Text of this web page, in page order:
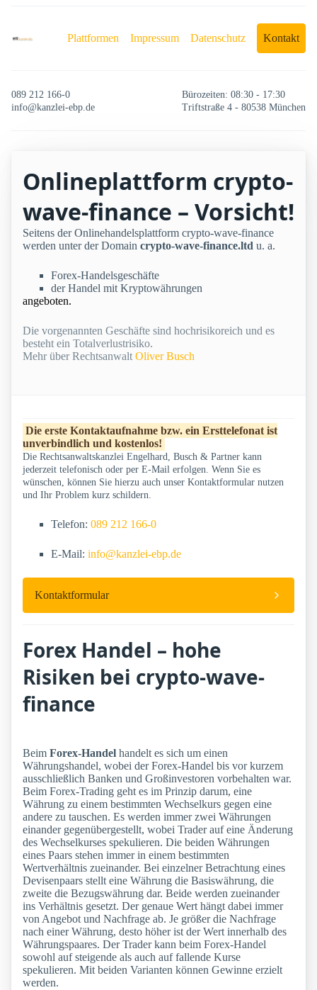
Plattformen Impressum Datenschutz Kontakt
089 212 166-0
info@kanzlei-ebp.de
Bürozeiten: 08:30 - 17:30
Triftstraße 4 - 80538 München
Onlineplattform crypto-
wave-finance – Vorsicht!
Seitens der Onlinehandelsplattform crypto-wave-finance
werden unter der Domain crypto-wave-finance.ltd u. a.
Forex-Handelsgeschäfte
der Handel mit Kryptowährungen
angeboten.
Die vorgenannten Geschäfte sind hochrisikoreich und es
besteht ein Totalverlustrisiko.
Mehr über Rechtsanwalt Oliver Busch
Die erste Kontaktaufnahme bzw. ein Ersttelefonat ist
unverbindlich und kostenlos!
Die Rechtsanwaltskanzlei Engelhard, Busch & Partner kann
jederzeit telefonisch oder per E-Mail erfolgen. Wenn Sie es
wünschen, können Sie hierzu auch unser Kontaktformular nutzen
und Ihr Problem kurz schildern.
Telefon: 089 212 166-0
E-Mail: info@kanzlei-ebp.de
Kontaktformular
Forex Handel – hohe
Risiken bei crypto-wave-
finance
Beim Forex-Handel handelt es sich um einen
Währungshandel, wobei der Forex-Handel bis vor kurzem
ausschließlich Banken und Großinvestoren vorbehalten war.
Beim Forex-Trading geht es im Prinzip darum, eine
Währung zu einem bestimmten Wechselkurs gegen eine
andere zu tauschen. Es werden immer zwei Währungen
einander gegenübergestellt, wobei Trader auf eine Änderung
des Wechselkurses spekulieren. Die beiden Währungen
eines Paars stehen immer in einem bestimmten
Wertverhältnis zueinander. Bei einzelner Betrachtung eines
Devisenpaars stellt eine Währung die Basiswährung, die
zweite die Bezugswährung dar. Beide werden zueinander
ins Verhältnis gesetzt. Der genaue Wert hängt dabei immer
von Angebot und Nachfrage ab. Je größer die Nachfrage
nach einer Währung, desto höher ist der Wert innerhalb des
Währungspaares. Der Trader kann beim Forex-Handel
sowohl auf steigende als auch auf fallende Kurse
spekulieren. Mit beiden Varianten können Gewinne erzielt
werden.